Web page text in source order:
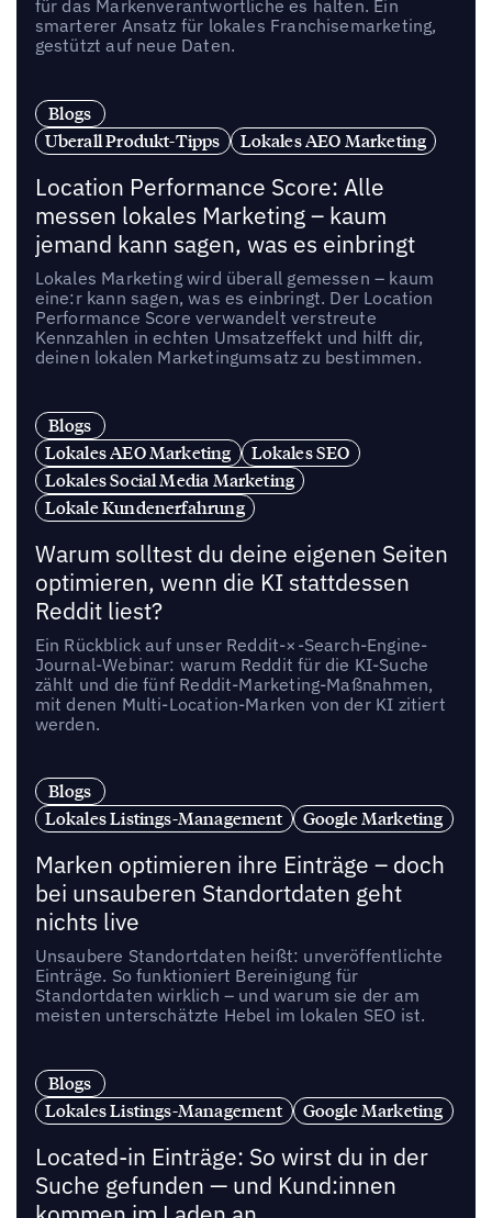
für das Markenverantwortliche es halten. Ein
smarterer Ansatz für lokales Franchisemarketing,
gestützt auf neue Daten.
Blogs
Uberall Produkt-Tipps
Lokales AEO Marketing
Location Performance Score: Alle
messen lokales Marketing – kaum
jemand kann sagen, was es einbringt
Lokales Marketing wird überall gemessen – kaum
eine:r kann sagen, was es einbringt. Der Location
Performance Score verwandelt verstreute
Kennzahlen in echten Umsatzeffekt und hilft dir,
deinen lokalen Marketingumsatz zu bestimmen.
Blogs
Lokales AEO Marketing
Lokales SEO
Lokales Social Media Marketing
Lokale Kundenerfahrung
Warum solltest du deine eigenen Seiten
optimieren, wenn die KI stattdessen
Reddit liest?
Ein Rückblick auf unser Reddit-×-Search-Engine-
Journal-Webinar: warum Reddit für die KI-Suche
zählt und die fünf Reddit-Marketing-Maßnahmen,
mit denen Multi-Location-Marken von der KI zitiert
werden.
Blogs
Lokales Listings-Management
Google Marketing
Marken optimieren ihre Einträge – doch
bei unsauberen Standortdaten geht
nichts live
Unsaubere Standortdaten heißt: unveröffentlichte
Einträge. So funktioniert Bereinigung für
Standortdaten wirklich – und warum sie der am
meisten unterschätzte Hebel im lokalen SEO ist.
Blogs
Lokales Listings-Management
Google Marketing
Located-in Einträge: So wirst du in der
Suche gefunden — und Kund:innen